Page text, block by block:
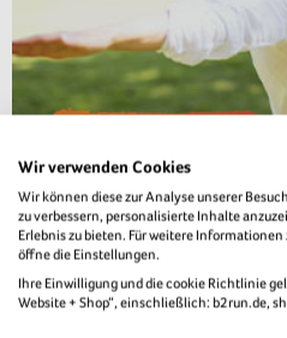
Wir verwenden Cookies
Wir können diese zur Analyse unserer
zu verbessern, personalisierte Inhalte
Erlebnis zu bieten. Für weitere
öffne die Einstellungen.
Ihre Einwilligung und die cookie Richtlinie
Website + Shop“, einschließlich: b2run.de,